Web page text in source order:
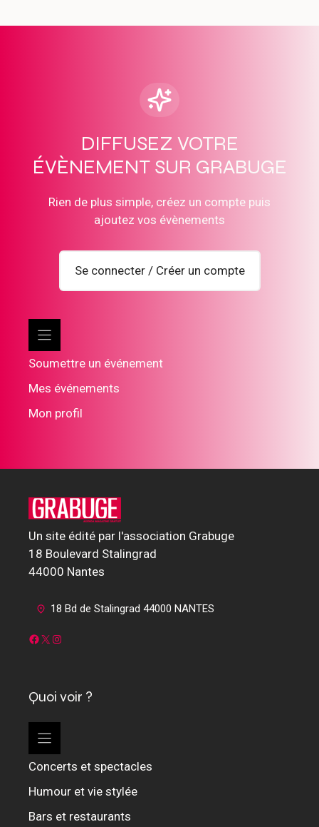
DIFFUSEZ VOTRE
ÉVÈNEMENT SUR GRABUGE
Rien de plus simple, créez un compte puis
ajoutez vos évènements
Se connecter / Créer un compte
Soumettre un événement
Mes événements
Mon profil
Un site édité par l'association Grabuge
18 Boulevard Stalingrad
44000 Nantes
18 Bd de Stalingrad 44000 NANTES
Facebook
X Instagram
Quoi voir ?
Concerts et spectacles
Humour et vie stylée
Bars et restaurants